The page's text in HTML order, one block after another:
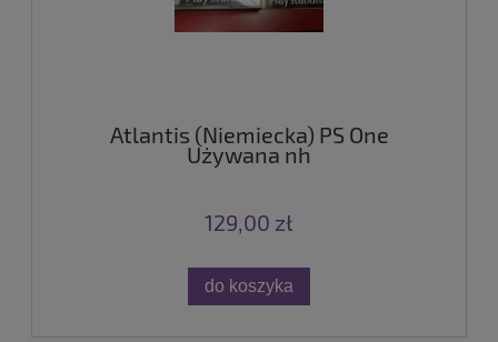
Atlantis (Niemiecka) PS One
Używana nh
129,00 zł
do koszyka